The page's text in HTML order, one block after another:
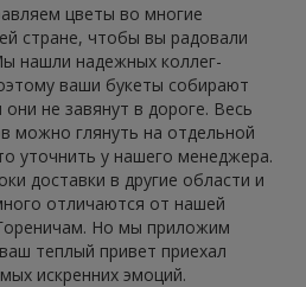
цветы во многие
стране, чтобы вы радовали
нашли надежных коллег-
ваши букеты собирают
не завянут в дороге. Весь
можно глянуть на отдельной
уточнить у нашего менеджера.
доставки в другие области и
отличаются от нашей
Но мы приложим
теплый привет приехал
искренних эмоций.